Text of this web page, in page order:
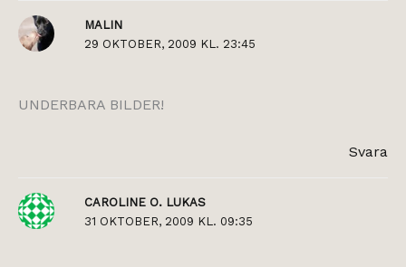
MALIN
29 OKTOBER, 2009 KL. 23:45
UNDERBARA BILDER!
Svara
CAROLINE O. LUKAS
31 OKTOBER, 2009 KL. 09:35